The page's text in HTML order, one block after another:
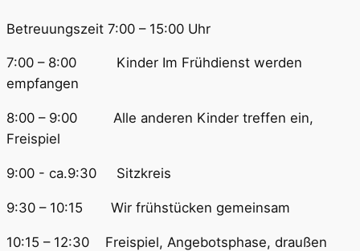
Betreuungszeit 7:00 – 15:00 Uhr
7:00 – 8:00 Kinder Im Frühdienst werden
empfangen
8:00 – 9:00 Alle anderen Kinder treffen ein,
Freispiel
9:00 - ca.9:30 Sitzkreis
9:30 – 10:15 Wir frühstücken gemeinsam
10:15 – 12:30 Freispiel, Angebotsphase, draußen